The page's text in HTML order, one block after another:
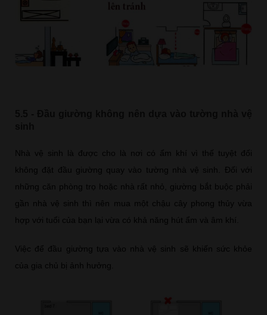
Nhà vệ sinh là được cho là nơi có ẩm khí vì thế tuyệt đối
không đặt đầu giường quay vào tường nhà vệ sinh. Đối với
những căn phòng trọ hoặc nhà rất nhỏ, giường bắt buộc phải
gần nhà vệ sinh thì nên mua một chậu cây phong thủy vừa
hợp với tuổi của bạn lại vừa có khả năng hút ẩm và âm khí.
Việc để đầu giường tựa vào nhà vệ sinh sẽ khiến sức khỏe
của gia chủ bị ảnh hưởng.